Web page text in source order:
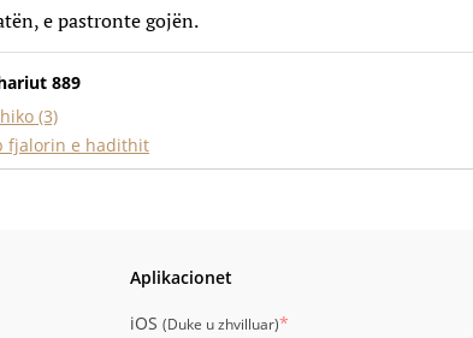
e pastronte gojën.
889
(3)
fjalorin e hadithit
Aplikacionet
iOS (Duke u zhvilluar)*